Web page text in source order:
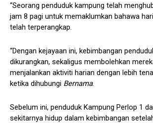
“Seorang penduduk kampung telah
jam 8 pagi untuk memaklumkan bahawa
telah terperangkap.
“Dengan kejayaan ini, kebimbangan
dikurangkan, sekaligus membolehkan
menjalankan aktiviti harian dengan lebih
ketika dihubungi Bernama.
Sebelum ini, penduduk Kampung Perlop 1
sekitarnya hidup dalam kebimbangan